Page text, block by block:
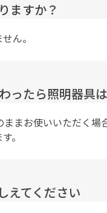
ますか？
ん。
ったら照明器具
まお使いいただく
。
えてください